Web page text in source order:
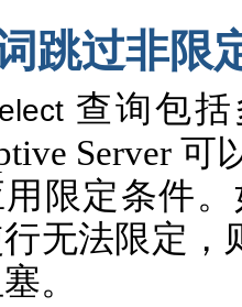
跳过非限
查询包
Server可
限定条件
无法限定，
。